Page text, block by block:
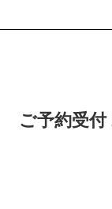
ご予約受